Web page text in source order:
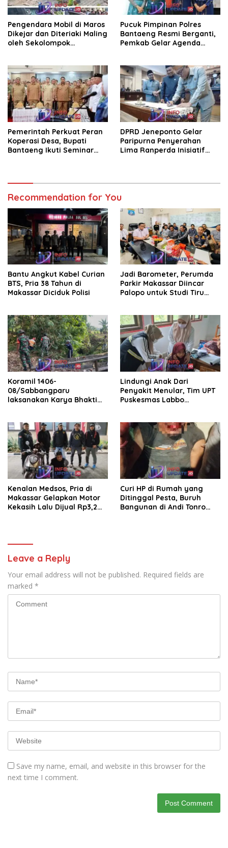
Pengendara Mobil di Maros
Dikejar dan Diteriaki Maling
oleh Sekolompok
Pucuk Pimpinan Polres
Bantaeng Resmi Berganti,
Pemkab Gelar Agenda
Pemerintah Perkuat Peran
Koperasi Desa, Bupati
Bantaeng Ikuti Seminar
DPRD Jeneponto Gelar
Paripurna Penyerahan
Lima Ranperda Inisiatif
Recommendation for You
Bantu Angkut Kabel Curian
BTS, Pria 38 Tahun di
Makassar Diciduk Polisi
Jadi Barometer, Perumda
Parkir Makassar Diincar
Palopo untuk Studi Tiru
Koramil 1406-
08/Sabbangparu
laksanakan Karya Bhakti
Lindungi Anak Dari
Penyakit Menular, Tim UPT
Puskesmas Labbo
Kenalan Medsos, Pria di
Makassar Gelapkan Motor
Kekasih Lalu Dijual Rp3,2
Curi HP di Rumah yang
Ditinggal Pesta, Buruh
Bangunan di Andi Tonro
Leave a Reply
Your email address will not be published. Required fields are
marked *
Save my name, email, and website in this browser for the
next time I comment.